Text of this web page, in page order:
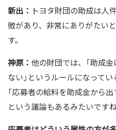
新出： トヨタ財団の助成は人
徴があり、非常にありがたい
す。
神原： 他の財団では、「助成
ない」というルールになって
「応募者の給料を助成金から
という議論もあるみたいですね